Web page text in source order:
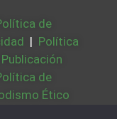
de
| Política
de
Ético